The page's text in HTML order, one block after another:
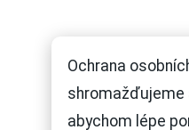
Ochrana
shromažďujeme
abychom lépe